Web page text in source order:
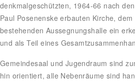
denkmalgeschützten, 1964-66 nach
Paul Posenenske erbauten Kirche,
bestehenden Aussegnungshalle ein
und als Teil eines
Gemeindesaal und Jugendraum sind
hin orientiert, alle Nebenräume sind